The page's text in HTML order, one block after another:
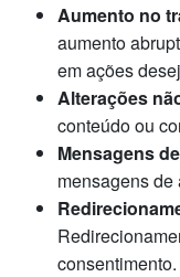
Aumento no
aumento
em ações
Alterações
conteúdo ou
Mensagens
mensagens
consentimento.